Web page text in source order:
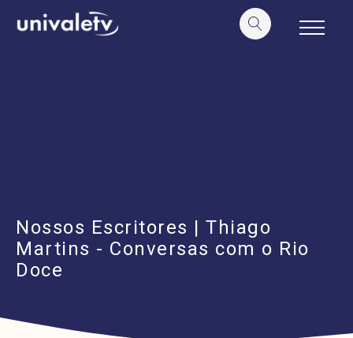
conteúdo
Nossos Escritores | Thiago
Martins - Conversas com o Rio
Doce